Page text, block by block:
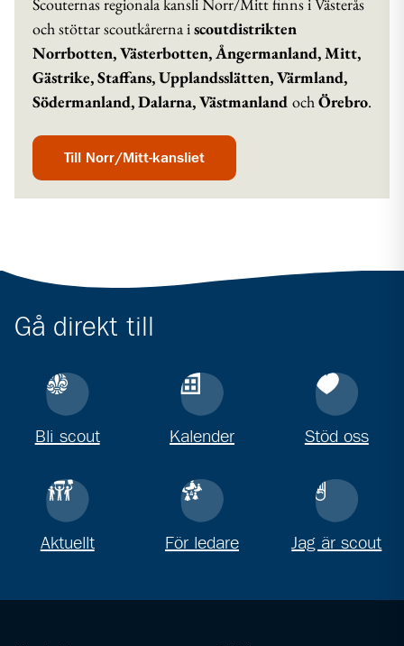
och stöttar scoutkårerna iscoutdistrikten
Norrbotten, Västerbotten, Ångermanland, Mitt,
Gästrike, Staffans, Upplandsslätten, Värmland,
Södermanland, Dalarna, Västmanland ochÖrebro.
Till Norr/Mitt-kansliet
Gå direkt till
Bli scout Kalender Stöd oss
Aktuellt För ledare Jag är scout